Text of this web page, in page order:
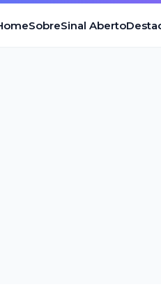
SobreSinal Aberto